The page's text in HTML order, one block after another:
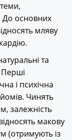
До основних
мляву
та
Перші
і психічна
Чинять
залежність
макову
(отримують із